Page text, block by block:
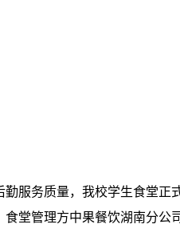
服务质量，我校学生食堂正
堂管理方中果餐饮湖南分公